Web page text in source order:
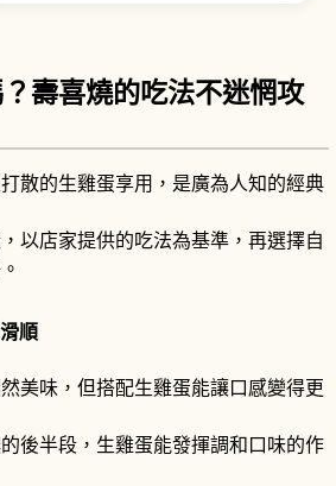
壽喜燒的吃法不迷惘攻
散的生雞蛋享用，是廣為人知的經典
以店家提供的吃法為基準，再選擇自
順
美味，但搭配生雞蛋能讓口感變得更
後半段，生雞蛋能發揮調和口味的作